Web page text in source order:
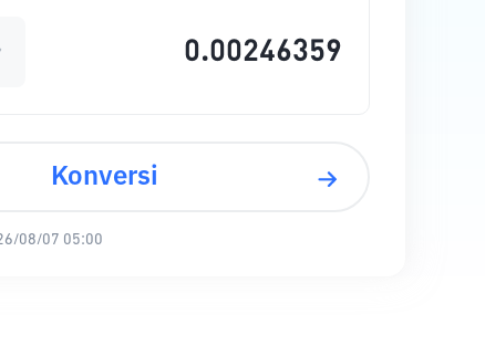
Konversi
08/07 05:00